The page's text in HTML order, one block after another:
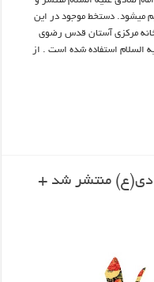
میشود. دستخط موجود در این
ندبه از روی قرآن شماره ۳۵ کتابخانه مرکزی آستان قدس رضوی
السلام استفاده شده است . از
منتشر شد +